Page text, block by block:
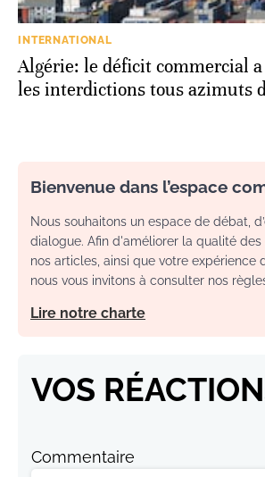
INTERNATIONAL
Algérie: le déficit commercial
les interdictions tous azimuts
Bienvenue dans l’espace
Nous souhaitons un espace de débat,
dialogue. Afin d'améliorer la qualité des
nos articles, ainsi que votre expérience
nous vous invitons à consulter nos
Lire notre charte
VOS
Commentaire